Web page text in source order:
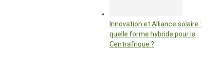
Innovation et Alliance solaire :
quelle forme hybride pour la
Centrafrique ?